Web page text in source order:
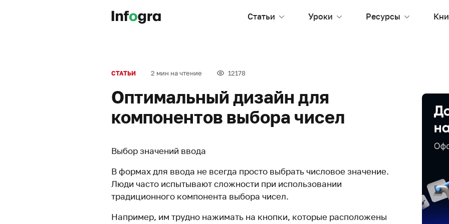
Статьи Уроки Ресурсы
СТАТЬИ 2 мин на чтение 12178
Оптимальный дизайн для
компонентов выбора чисел
Выбор значений ввода
В формах для ввода не всегда просто выбрать числовое значение.
Люди часто испытывают сложности при использовании
традиционного компонента выбора чисел.
Например, им трудно нажимать на кнопки, которые расположены